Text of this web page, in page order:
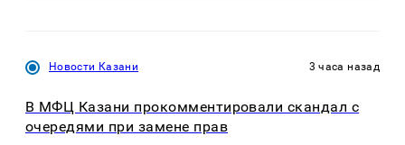
Новости Казани 3 часа назад
В МФЦ Казани прокомментировали скандал с
очередями при замене прав